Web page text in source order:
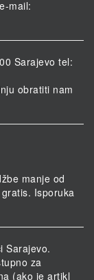
mail:
Sarajevo tel:
obratiti nam
manje od
Isporuka
Sarajevo.
za
(ako je artikl